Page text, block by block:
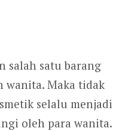
salah satu barang
wanita. Maka tidak
selalu menjadi
oleh para wanita.